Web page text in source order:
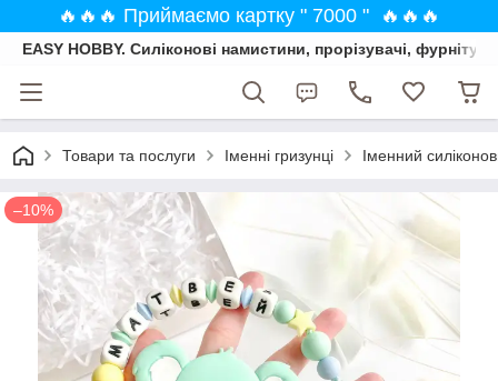
🔥🔥🔥 Приймаємо картку " 7000 " 🔥🔥🔥
EASY HOBBY. Силіконові намистини, прорізувачі,
Товари та послуги Іменні гризунці Іменний
–10%